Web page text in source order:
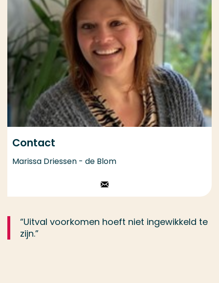
Contact
Marissa Driessen - de Blom
“Uitval voorkomen hoeft niet ingewikkeld te
zijn.”